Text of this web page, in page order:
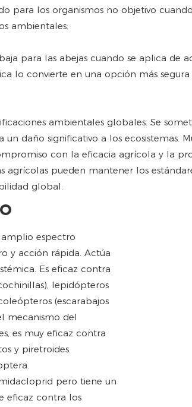
para los organismos no objetivo
ambientales:
para las abejas cuando se aplica de
lo convierte en una opción más
ambientales globales. Se
daño significativo a los ecosistemas.
con la eficacia agrícola y la
agrícolas pueden mantener los
global.
espectro
y acción rápida. Actúa
Es eficaz contra
lepidópteros
(escarabajos
mecanismo del
es muy eficaz contra
y piretroides.
pero tiene un
eficaz contra los